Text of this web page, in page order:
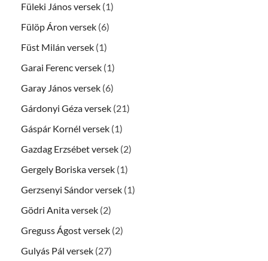
Füleki János versek (1)
Fülöp Áron versek (6)
Füst Milán versek (1)
Garai Ferenc versek (1)
Garay János versek (6)
Gárdonyi Géza versek (21)
Gáspár Kornél versek (1)
Gazdag Erzsébet versek (2)
Gergely Boriska versek (1)
Gerzsenyi Sándor versek (1)
Gödri Anita versek (2)
Greguss Ágost versek (2)
Gulyás Pál versek (27)